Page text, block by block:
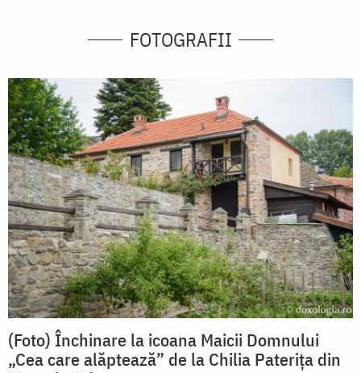
FOTOGRAFII
(Foto) Închinare la icoana Maicii Domnului
„Cea care alăptează” de la Chilia Paterița din